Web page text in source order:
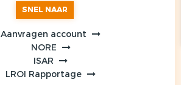
SNEL NAAR
Aanvragen account
NORE
ISAR
LROI Rapportage